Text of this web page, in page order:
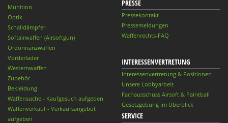
Munition
Optik
Schalldämpfer
Softairwaffen (Airsoftgun)
Ordonnanzwaffen
Vorderlader
Westernwaffen
Zubehör
Bekleidung
Waffensuche - Kaufgesuch aufgeben
Waffenverkauf - Verkaufsangebot
aufgeben
PRESSE
Pressekontakt
Pressemeldungen
Waffenrechts-FAQ
INTERESSENVERTRETUNG
Interessenvertretung & Positionen
Unsere Lobbyarbeit
Fachausschuss Airsoft & Paintball
Gesetzgebung im Überblick
SERVICE